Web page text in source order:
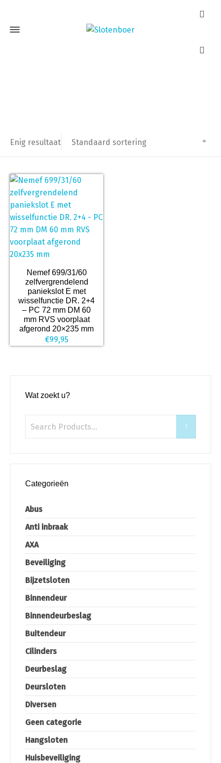
Enig resultaat Standaard sortering
Nemef 699/31/60
zelfvergrendelend
paniekslot E met
wisselfunctie DR. 2+4
– PC 72 mm DM 60
mm RVS voorplaat
afgerond 20×235 mm
€99,95
Wat zoekt u?
Categorieën
Abus
Anti inbraak
AXA
Beveiliging
Bijzetsloten
Binnendeur
Binnendeurbeslag
Buitendeur
Cilinders
Deurbeslag
Deursloten
Diversen
Geen categorie
Hangsloten
Huisbeveiliging